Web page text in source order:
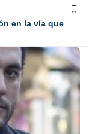
en la vía que